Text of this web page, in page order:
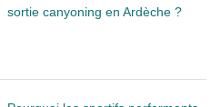
sortie canyoning en Ardèche ?